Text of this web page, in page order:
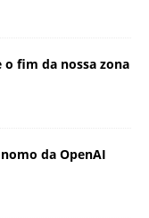
o fim da nossa zona
da OpenAI